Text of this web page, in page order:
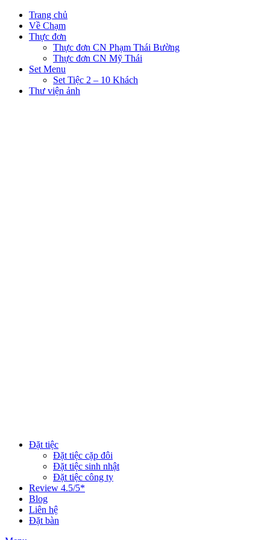
Trang chủ
Về Chạm
Thực đơn
Thực đơn CN Phạm Thái Bường
Thực đơn CN Mỹ Thái
Set Menu
Set Tiệc 2 – 10 Khách
Thư viện ảnh
Đặt tiệc
Đặt tiệc cặp đôi
Đặt tiệc sinh nhật
Đặt tiệc công ty
Review 4.5/5*
Blog
Liên hệ
Đặt bàn